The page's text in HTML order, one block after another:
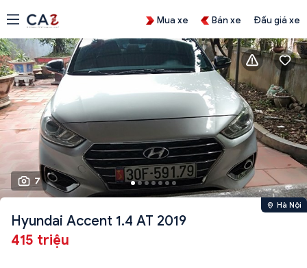
Mua xe Bán xe Đấu giá xe
7
Hà Nội
Hyundai Accent 1.4 AT 2019
415 triệu